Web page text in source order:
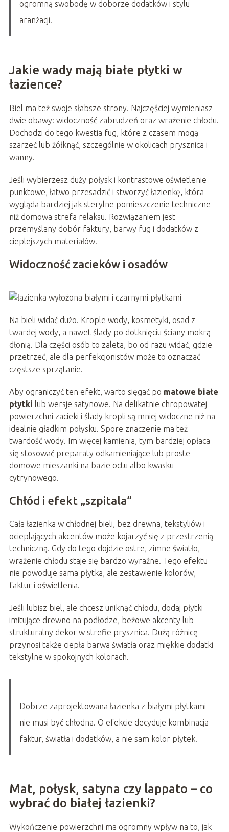
ogromną swobodę w doborze dodatków i stylu
aranżacji.
Jakie wady mają białe płytki w
łazience?
Biel ma też swoje słabsze strony. Najczęściej wymieniasz
dwie obawy: widoczność zabrudzeń oraz wrażenie chłodu.
Dochodzi do tego kwestia fug, które z czasem mogą
szarzeć lub żółknąć, szczególnie w okolicach prysznica i
wanny.
Jeśli wybierzesz duży połysk i kontrastowe oświetlenie
punktowe, łatwo przesadzić i stworzyć łazienkę, która
wygląda bardziej jak sterylne pomieszczenie techniczne
niż domowa strefa relaksu. Rozwiązaniem jest
przemyślany dobór faktury, barwy fug i dodatków z
cieplejszych materiałów.
Widoczność zacieków i osadów
Na bieli widać dużo. Krople wody, kosmetyki, osad z
twardej wody, a nawet ślady po dotknięciu ściany mokrą
dłonią. Dla części osób to zaleta, bo od razu widać, gdzie
przetrzeć, ale dla perfekcjonistów może to oznaczać
częstsze sprzątanie.
Aby ograniczyć ten efekt, warto sięgać po matowe białe
płytki lub wersje satynowe. Na delikatnie chropowatej
powierzchni zacieki i ślady kropli są mniej widoczne niż na
idealnie gładkim połysku. Spore znaczenie ma też
twardość wody. Im więcej kamienia, tym bardziej opłaca
się stosować preparaty odkamieniające lub proste
domowe mieszanki na bazie octu albo kwasku
cytrynowego.
Chłód i efekt „szpitala”
Cała łazienka w chłodnej bieli, bez drewna, tekstyliów i
ocieplających akcentów może kojarzyć się z przestrzenią
techniczną. Gdy do tego dojdzie ostre, zimne światło,
wrażenie chłodu staje się bardzo wyraźne. Tego efektu
nie powoduje sama płytka, ale zestawienie kolorów,
faktur i oświetlenia.
Jeśli lubisz biel, ale chcesz uniknąć chłodu, dodaj płytki
imitujące drewno na podłodze, beżowe akcenty lub
strukturalny dekor w strefie prysznica. Dużą różnicę
przynosi także ciepła barwa światła oraz miękkie dodatki
tekstylne w spokojnych kolorach.
Dobrze zaprojektowana łazienka z białymi płytkami
nie musi być chłodna. O efekcie decyduje kombinacja
faktur, światła i dodatków, a nie sam kolor płytek.
Mat, połysk, satyna czy lappato – co
wybrać do białej łazienki?
Wykończenie powierzchni ma ogromny wpływ na to, jak